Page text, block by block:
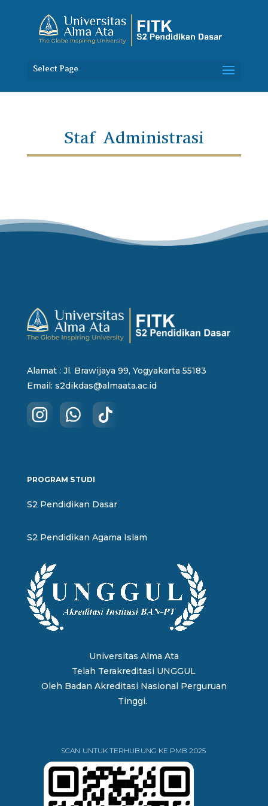
Select Page
Staf Administrasi
Alamat : Jl. Brawijaya 99, Yogyakarta 55183
Email: s2dikdas@almaata.ac.id
PROGRAM STUDI
S2 Pendidikan Dasar
S2 Pendidikan Agama Islam
Universitas Alma Ata
Telah Terakreditasi UNGGUL
Oleh Badan Akreditasi Nasional Perguruan
Tinggi.
SCAN UNTUK TERHUBUNG KE PMB 2025